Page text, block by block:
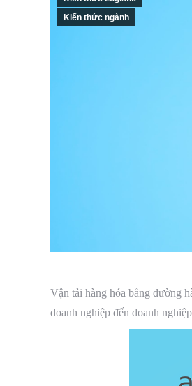
Kiến thức ngành
Vận tải hàng hóa bằng đường
doanh nghiệp đến doanh